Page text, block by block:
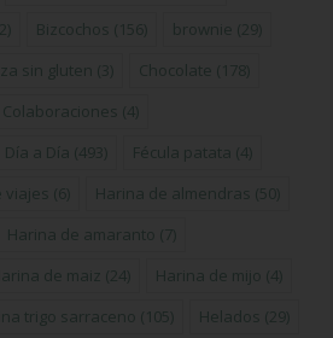
Bizcochos (156) brownie (29)
sin gluten (3) Chocolate (178)
Colaboraciones (4)
Día a Día (493) Fécula patata (4)
(6) Harina de almendras (50)
Harina de amaranto (7)
de maiz (24) Harina de mijo (4)
trigo sarraceno (105) Helados (29)